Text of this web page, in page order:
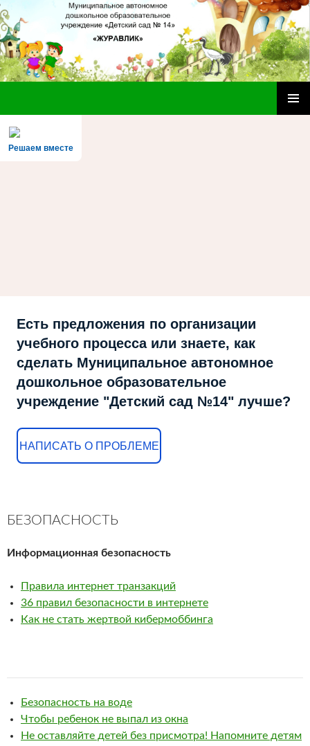
К
СОДЕРЖИМОМУ
Решаем вместе
Есть предложения по организации
учебного процесса или знаете, как
сделать Муниципальное автономное
дошкольное образовательное
учреждение "Детский сад №14" лучше?
НАПИСАТЬ О ПРОБЛЕМЕ
БЕЗОПАСНОСТЬ
Информационная безопасность
Правила интернет транзакций
36 правил безопасности в интернете
Как не стать жертвой кибермоббинга
Безопасность на воде
Чтобы ребенок не выпал из окна
Не оставляйте детей без присмотра! Напомните детям